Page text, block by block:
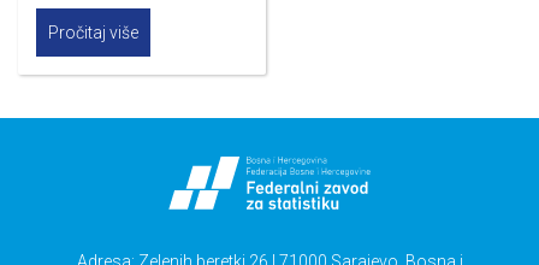
Pročitaj više